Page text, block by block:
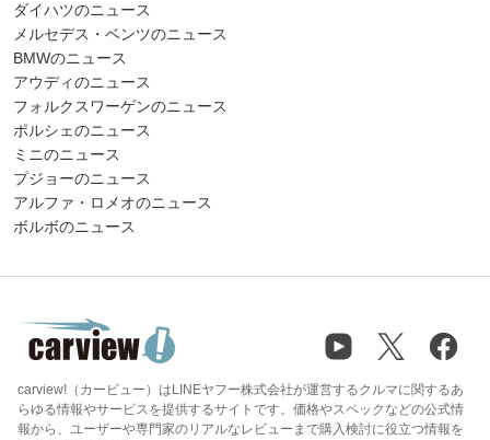
ダイハツのニュース
メルセデス・ベンツのニュース
BMWのニュース
アウディのニュース
フォルクスワーゲンのニュース
ポルシェのニュース
ミニのニュース
プジョーのニュース
アルファ・ロメオのニュース
ボルボのニュース
carview!（カービュー）はLINEヤフー株式会社が運営するクルマに関するあ
らゆる情報やサービスを提供するサイトです。価格やスペックなどの公式情
報から、ユーザーや専門家のリアルなレビューまで購入検討に役立つ情報を